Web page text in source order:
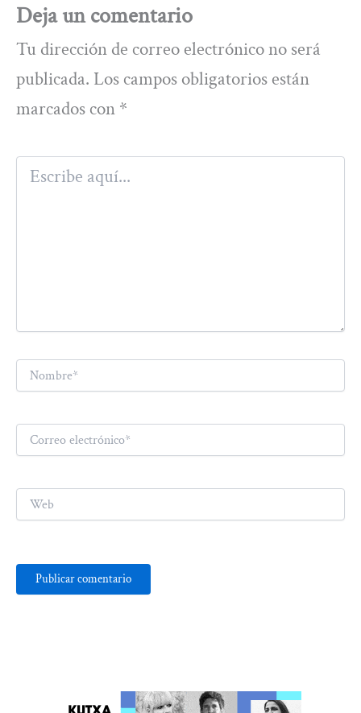
Deja un comentario
Tu dirección de correo electrónico no será
publicada. Los campos obligatorios están
marcados con *
Escribe
aquí...
Correo
electrónico*
Web